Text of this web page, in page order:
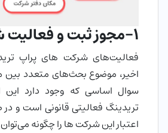
1-مجوز ثبت و فعالیت شرکت
فعالیت‌های شرکت های پراپ
اخیر، موضوع بحث‌های متعدد بین
سوال اساسی که وجود دارد این
تریدینگ فعالیتی قانونی است و
اعتبار این شرکت ها را چگونه می‌توان